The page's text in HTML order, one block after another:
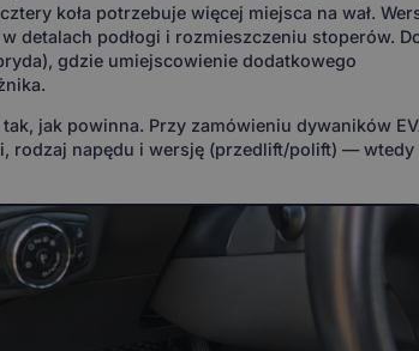
koła potrzebuje więcej miejsca na wał.
detalach podłogi i rozmieszczeniu stoperów.
gdzie umiejscowienie dodatkowego
jak powinna. Przy zamówieniu dywaników
rodzaj napędu i wersję (przedlift/polift) — wtedy